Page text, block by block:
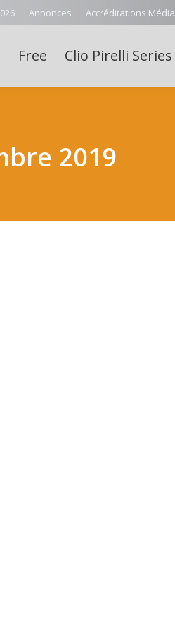
Annonces Accréditations Média
Free Clio Pirelli Series
2019